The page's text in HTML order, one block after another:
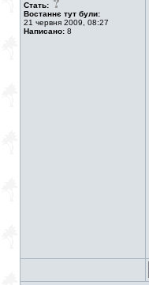
Стать:
Востаннє тут були:
21 червня 2009, 08:27
Написано: 8